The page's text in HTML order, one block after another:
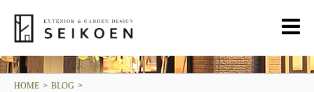
HOME > BLOG >